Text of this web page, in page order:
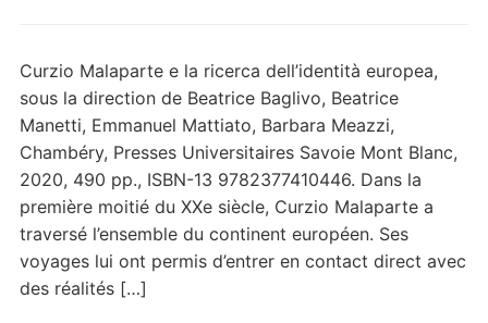
Curzio Malaparte e la ricerca dell’identità europea,
sous la direction de Beatrice Baglivo, Beatrice
Manetti, Emmanuel Mattiato, Barbara Meazzi,
Chambéry, Presses Universitaires Savoie Mont Blanc,
2020, 490 pp., ISBN-13 9782377410446. Dans la
première moitié du XXe siècle, Curzio Malaparte a
traversé l’ensemble du continent européen. Ses
voyages lui ont permis d’entrer en contact direct avec
des réalités […]